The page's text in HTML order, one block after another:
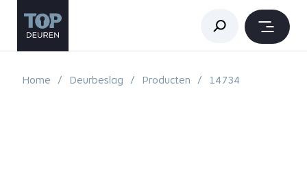
Home Deurbeslag Producten 14734